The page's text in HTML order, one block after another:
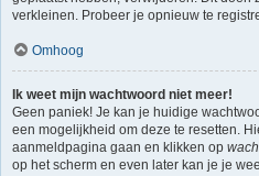
verkleinen. Probeer je opnieuw te
Omhoog
Ik weet mijn wachtwoord niet meer!
Geen paniek! Je kan je huidige
een mogelijkheid om deze te resetten.
aanmeldpagina gaan en klikken op
op het scherm en even later kan je je